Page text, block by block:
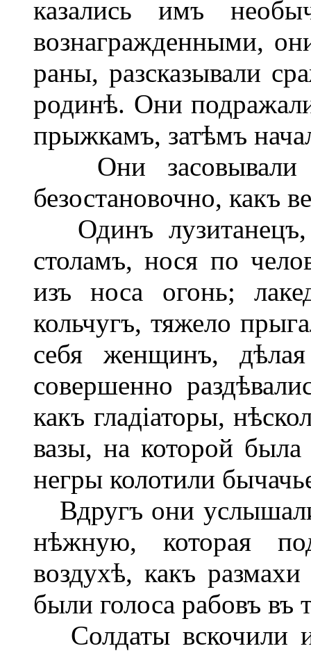
казались имъ
вознагражденными,
раны, разсказывали
родинѣ. Они
прыжкамъ, затѣмъ
Они засовывали
безостановочно, какъ
Одинъ лузитанецъ,
столамъ, нося по
изъ носа огонь;
кольчугъ, тяжело
себя женщинъ,
совершенно
какъ гладіаторы,
вазы, на которой
негры колотили
Вдругъ они
нѣжную, которая
воздухѣ, какъ
были голоса рабовъ въ
Солдаты вскочили